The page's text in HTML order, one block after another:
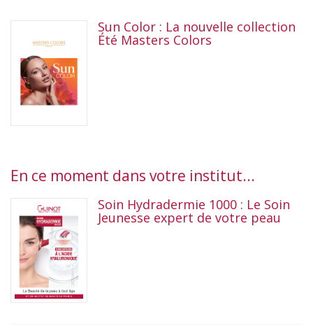
Sun Color : La nouvelle collection
Été Masters Colors
En ce moment dans votre institut...
Soin Hydradermie 1000 : Le Soin
Jeunesse expert de votre peau